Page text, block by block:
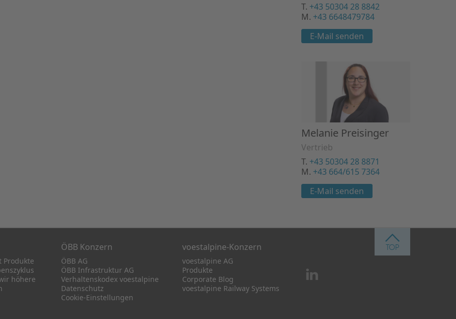
T. +43 50304 28 8842
M. +43 6648479784
E-Mail senden
Melanie Preisinger
Vertrieb
T. +43 50304 28 8871
M. +43 664/615 7364
E-Mail senden
Produkte
höhere
ÖBB Konzern
ÖBB AG
ÖBB Infrastruktur AG
Verhaltenskodex voestalpine
Datenschutz
Cookie-Einstellungen
voestalpine-Konzern
voestalpine AG
Produkte
Corporate Blog
voestalpine Railway Systems